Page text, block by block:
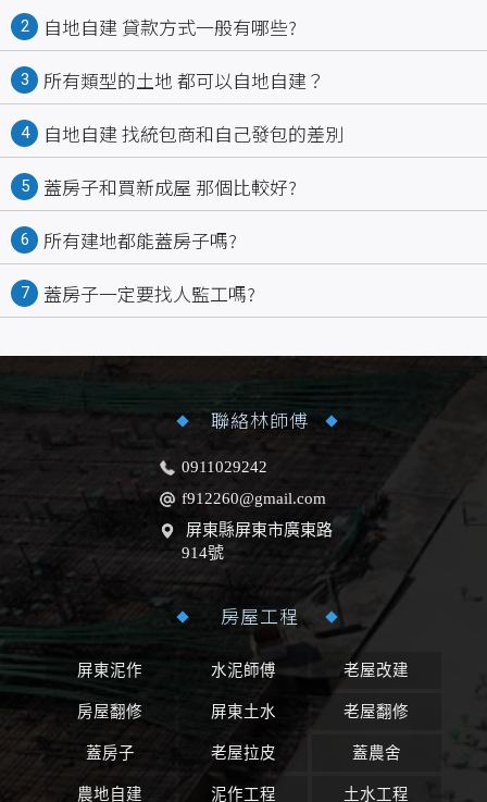
2 自地自建 貸款方式一般有哪些?
3 所有類型的土地 都可以自地自建？
4 自地自建 找統包商和自己發包的差別
5 蓋房子和買新成屋 那個比較好?
6 所有建地都能蓋房子嗎?
7 蓋房子一定要找人監工嗎?
聯絡林師傅
0911029242
f912260@gmail.com
屏東縣屏東市廣東路
914號
房屋工程
屏東泥作 水泥師傅 老屋改建
房屋翻修 屏東土水 老屋翻修
蓋房子 老屋拉皮 蓋農舍
農地自建 泥作工程 土水工程